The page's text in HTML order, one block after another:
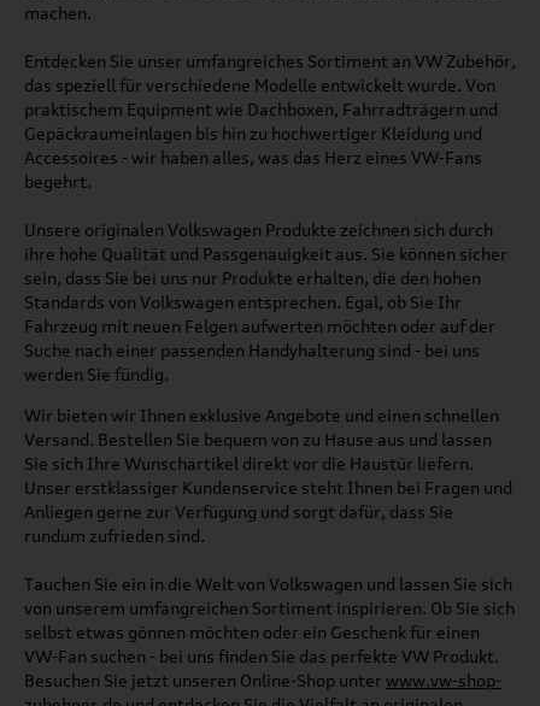
machen.
Entdecken Sie unser umfangreiches Sortiment an VW Zubehör,
das speziell für verschiedene Modelle entwickelt wurde. Von
praktischem Equipment wie Dachboxen, Fahrradträgern und
Gepäckraumeinlagen bis hin zu hochwertiger Kleidung und
Accessoires - wir haben alles, was das Herz eines VW-Fans
begehrt.
Unsere originalen Volkswagen Produkte zeichnen sich durch
ihre hohe Qualität und Passgenauigkeit aus. Sie können sicher
sein, dass Sie bei uns nur Produkte erhalten, die den hohen
Standards von Volkswagen entsprechen. Egal, ob Sie Ihr
Fahrzeug mit neuen Felgen aufwerten möchten oder auf der
Suche nach einer passenden Handyhalterung sind - bei uns
werden Sie fündig.
Wir bieten wir Ihnen exklusive Angebote und einen schnellen
Versand. Bestellen Sie bequem von zu Hause aus und lassen
Sie sich Ihre Wunschartikel direkt vor die Haustür liefern.
Unser erstklassiger Kundenservice steht Ihnen bei Fragen und
Anliegen gerne zur Verfügung und sorgt dafür, dass Sie
rundum zufrieden sind.
Tauchen Sie ein in die Welt von Volkswagen und lassen Sie sich
von unserem umfangreichen Sortiment inspirieren. Ob Sie sich
selbst etwas gönnen möchten oder ein Geschenk für einen
VW-Fan suchen - bei uns finden Sie das perfekte VW Produkt.
Besuchen Sie jetzt unseren Online-Shop unter www.vw-shop-